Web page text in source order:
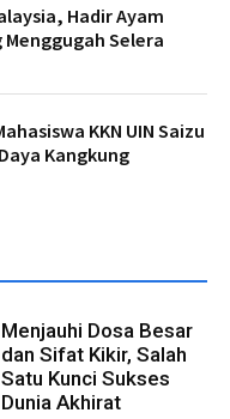
Hadir Ayam
Selera
KKN UIN Saizu
Kangkung
Menjauhi Dosa Besar
dan Sifat Kikir, Salah
Satu Kunci Sukses
Dunia Akhirat